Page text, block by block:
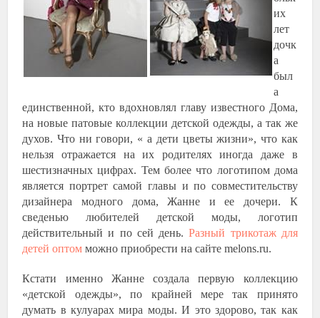
их
лет
дочк
а
был
а
единственной, кто вдохновлял главу известного Дома,
на новые патовые коллекции детской одежды, а так же
духов. Что ни говори, « а дети цветы жизни», что как
нельзя отражается на их родителях иногда даже в
шестизначных цифрах. Тем более что логотипом дома
является портрет самой главы и по совместительству
дизайнера модного дома, Жанне и ее дочери. К
сведенью любителей детской моды, логотип
действительный и по сей день.Разный трикотаж для
детей оптом можно приобрести на сайте melons.ru.
Кстати именно Жанне создала первую коллекцию
«детской одежды», по крайней мере так принято
думать в кулуарах мира моды. И это здорово, так как